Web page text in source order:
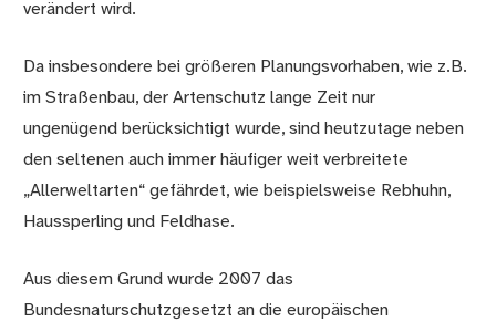
verändert wird.
Da insbesondere bei größeren Planungsvorhaben, wie z.B.
im Straßenbau, der Artenschutz lange Zeit nur
ungenügend berücksichtigt wurde, sind heutzutage neben
den seltenen auch immer häufiger weit verbreitete
„Allerweltarten“ gefährdet, wie beispielsweise Rebhuhn,
Haussperling und Feldhase.
Aus diesem Grund wurde 2007 das
Bundesnaturschutzgesetzt an die europäischen